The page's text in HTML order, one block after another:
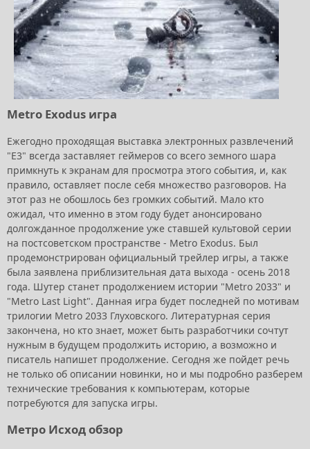
Metro Exodus игра
Ежегодно проходящая выставка электронных развлечений
"E3" всегда заставляет геймеров со всего земного шара
примкнуть к экранам для просмотра этого события, и, как
правило, оставляет после себя множество разговоров. На
этот раз не обошлось без громких событий. Мало кто
ожидал, что именно в этом году будет анонсировано
долгожданное продолжение уже ставшей культовой серии
на постсоветском пространстве - Metro Exodus. Был
продемонстрирован официальный трейлер игры, а также
была заявлена приблизительная дата выхода - осень 2018
года. Шутер станет продолжением истории "Metro 2033" и
"Metro Last Light". Данная игра будет последней по мотивам
трилогии Metro 2033 Глуховского. Литературная серия
закончена, но кто знает, может быть разработчики сочтут
нужным в будущем продолжить историю, а возможно и
писатель напишет продолжение. Сегодня же пойдет речь
не только об описании новинки, но и мы подробно разберем
технические требования к компьютерам, которые
потребуются для запуска игры.
Метро Исход обзор